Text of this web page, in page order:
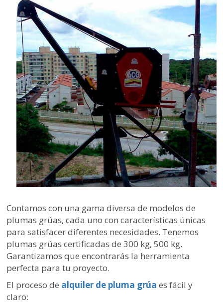
Contamos con una gama diversa de modelos de
plumas grúas, cada uno con características únicas
para satisfacer diferentes necesidades. Tenemos
plumas grúas certificadas de 300 kg, 500 kg.
Garantizamos que encontrarás la herramienta
perfecta para tu proyecto.
El proceso de alquiler de pluma grúa es fácil y
claro: